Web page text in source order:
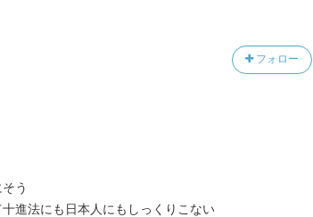
いて多くの示唆を与えてくれます。今の流れとは
がある小学校の教員であれば、ぜひ一読する価値の
で、新しい発見がきっとあると思います。チャン
ください。
フォロー
う
進法にも日本人にもしっくりこない